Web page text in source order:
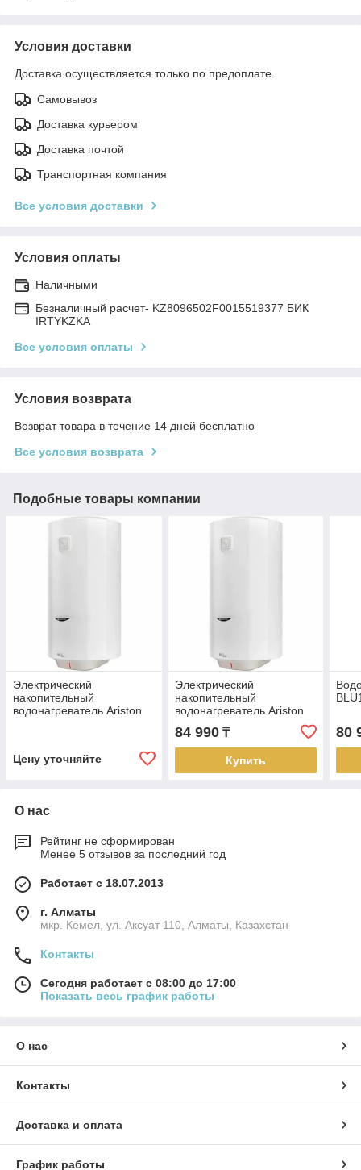
Условия доставки
Доставка осуществляется только по предоплате.
Самовывоз
Доставка курьером
Доставка почтой
Транспортная компания
Все условия доставки
Условия оплаты
Наличными
Безналичный расчет- KZ8096502F0015519377 БИК
IRTYKZKA
Все условия оплаты
Условия возврата
Возврат товара в течение 14 дней бесплатно
Все условия возврата
Подобные товары компании
Электрический
накопительный
водонагреватель Ariston
Цену уточняйте
Электрический
накопительный
водонагреватель Ariston
DUNE1 R 80 V 1,5K SLIM
PL
84 990₸
Купить
80
О нас
Рейтинг не сформирован
Менее 5 отзывов за последний год
Работает с 18.07.2013
г. Алматы
мкр. Кемел, ул. Аксуат 110, Алматы, Казахстан
Контакты
Сегодня работает с 08:00 до 17:00
Показать весь график работы
О нас
Контакты
Доставка и оплата
График работы